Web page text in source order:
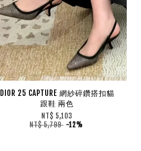
DIOR 25 CAPTURE 網紗碎鑽搭扣貓
跟鞋 兩色
NT$ 5,103
NT$ 5,799 -12%